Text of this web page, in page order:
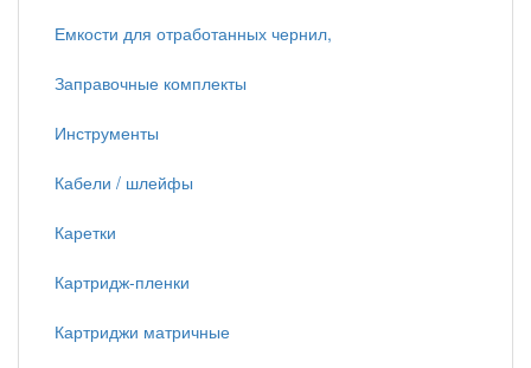
Емкости для отработанных чернил,
Заправочные комплекты
Инструменты
Кабели / шлейфы
Каретки
Картридж-пленки
Картриджи матричные